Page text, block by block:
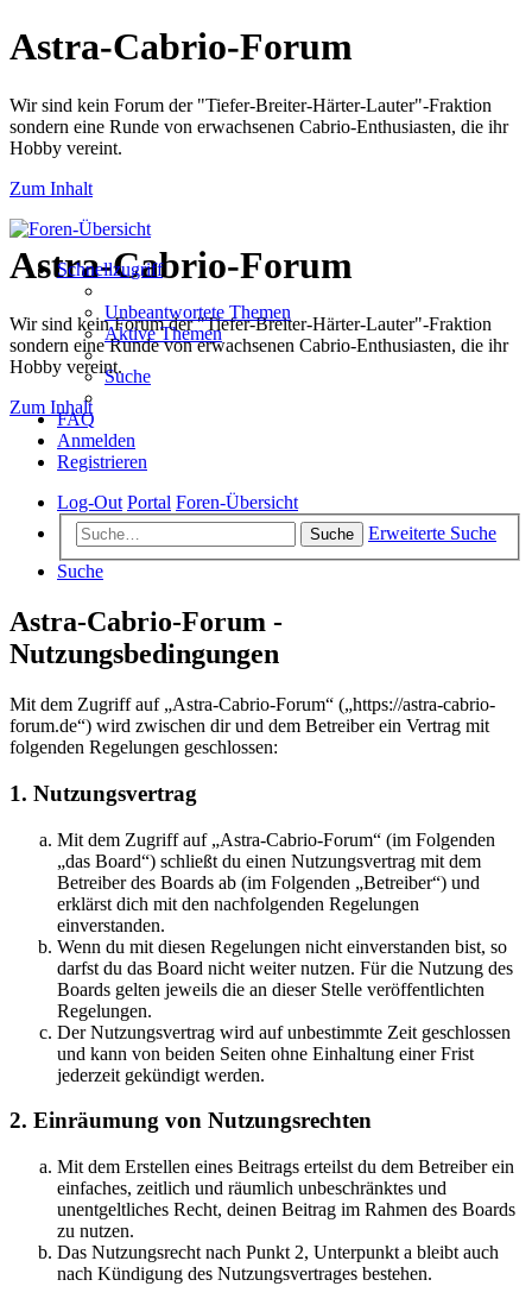
Astra-Cabrio-Forum
Wir sind kein Forum der "Tiefer-Breiter-Härter-Lauter"-Fraktion
sondern eine Runde von erwachsenen Cabrio-Enthusiasten, die ihr
Hobby vereint.
Zum Inhalt
Astra-Cabrio-Forum
Wir sind kein Forum der "Tiefer-Breiter-Härter-Lauter"-Fraktion
sondern eine Runde von erwachsenen Cabrio-Enthusiasten, die ihr
Hobby vereint.
Zum Inhalt
Schnellzugriff
Unbeantwortete Themen
Aktive Themen
Suche
FAQ
Anmelden
Registrieren
Log-Out Portal Foren-Übersicht
Suche
Erweiterte Suche
Suche
Astra-Cabrio-Forum -
Nutzungsbedingungen
Mit dem Zugriff auf „Astra-Cabrio-Forum“ („https://astra-cabrio-
forum.de“) wird zwischen dir und dem Betreiber ein Vertrag mit
folgenden Regelungen geschlossen:
1. Nutzungsvertrag
Mit dem Zugriff auf „Astra-Cabrio-Forum“ (im Folgenden
„das Board“) schließt du einen Nutzungsvertrag mit dem
Betreiber des Boards ab (im Folgenden „Betreiber“) und
erklärst dich mit den nachfolgenden Regelungen
einverstanden.
Wenn du mit diesen Regelungen nicht einverstanden bist, so
darfst du das Board nicht weiter nutzen. Für die Nutzung des
Boards gelten jeweils die an dieser Stelle veröffentlichten
Regelungen.
Der Nutzungsvertrag wird auf unbestimmte Zeit geschlossen
und kann von beiden Seiten ohne Einhaltung einer Frist
jederzeit gekündigt werden.
2. Einräumung von Nutzungsrechten
Mit dem Erstellen eines Beitrags erteilst du dem Betreiber ein
einfaches, zeitlich und räumlich unbeschränktes und
unentgeltliches Recht, deinen Beitrag im Rahmen des Boards
zu nutzen.
Das Nutzungsrecht nach Punkt 2, Unterpunkt a bleibt auch
nach Kündigung des Nutzungsvertrages bestehen.